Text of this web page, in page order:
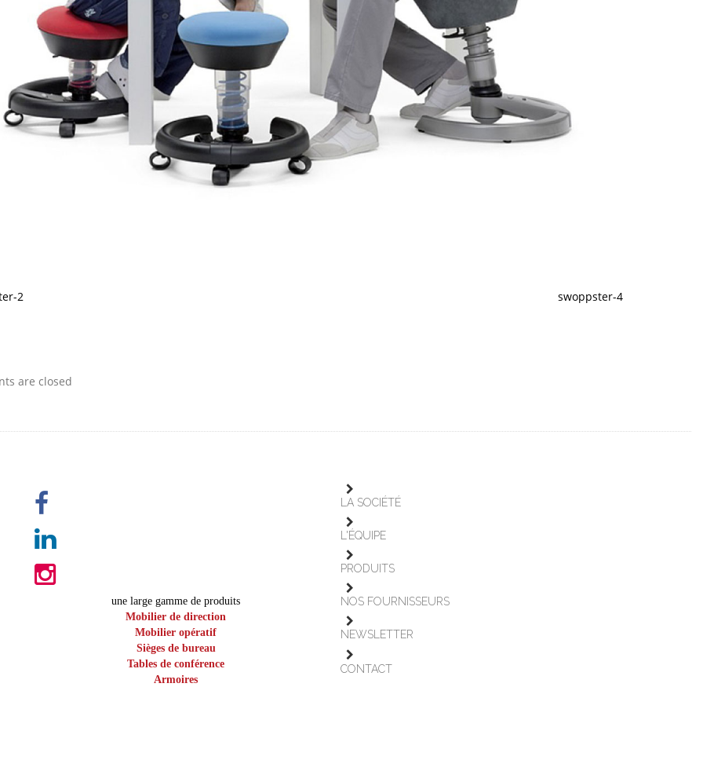
2 swoppster-4
are closed
une large gamme de produits
Mobilier de direction
Mobilier opératif
Sièges de bureau
Tables de conférence
Armoires
LA SOCIÉTÉ
L'ÉQUIPE
PRODUITS
NOS FOURNISSEURS
NEWSLETTER
CONTACT